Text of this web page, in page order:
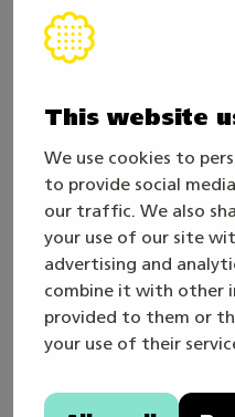
This website
We use cookies to
to provide social
our traffic. We also
your use of our site
advertising and
combine it with other
provided to them or
your use of their
astioihin.
Suosittelemme
yhteiskuljetuksia
liikkumiseen.
Aluekartta ja
alueelle.